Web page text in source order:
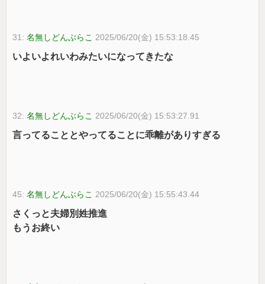
31:名無しどんぶらこ 2025/06/20(金) 15:53:18.45
いよいよれいわみたいになってきたな
32:名無しどんぶらこ 2025/06/20(金) 15:53:27.91
言ってることとやってることに乖離がありすぎる
45:名無しどんぶらこ 2025/06/20(金) 15:55:43.44
さくっと夫婦別姓推進
もうお終い